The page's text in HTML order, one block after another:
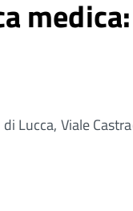
Lucca, Viale